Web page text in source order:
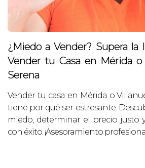
¿Miedo a Vender? Supera
Vender tu Casa en Mérida
Serena
Vender tu casa en Mérida o
tiene por qué ser estresante.
miedo, determinar el precio justo
con éxito. ¡Asesoramiento